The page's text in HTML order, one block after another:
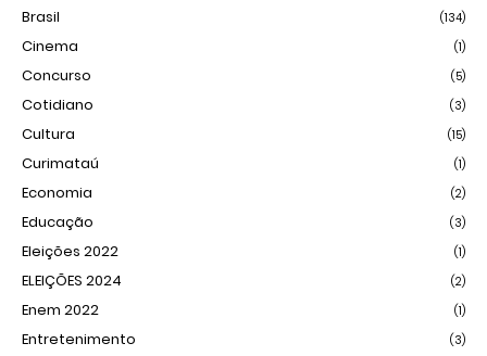
Brasil (134)
Cinema (1)
Concurso (5)
Cotidiano (3)
Cultura (15)
Curimataú (1)
Economia (2)
Educação (3)
Eleições 2022 (1)
ELEIÇÕES 2024 (2)
Enem 2022 (1)
Entretenimento (3)